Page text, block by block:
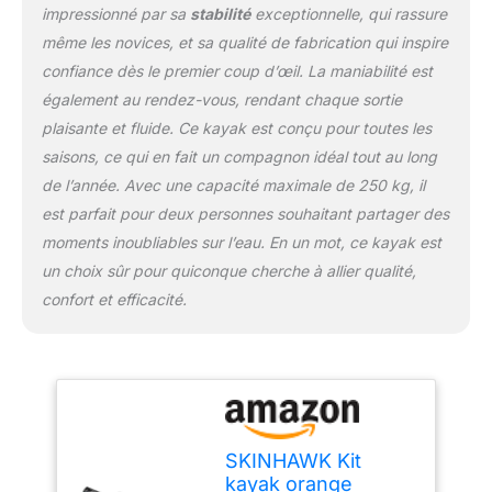
impressionné par sa stabilitéexceptionnelle, qui rassure
même les novices, et sa qualité de fabrication qui inspire
confiance dès le premier coup d’œil. La maniabilité est
également au rendez-vous, rendant chaque sortie
plaisante et fluide. Ce kayak est conçu pour toutes les
saisons, ce qui en fait un compagnon idéal tout au long
de l’année. Avec une capacité maximale de 250 kg, il
est parfait pour deux personnes souhaitant partager des
moments inoubliables sur l’eau. En un mot, ce kayak est
un choix sûr pour quiconque cherche à allier qualité,
confort et efficacité.
SKINHAWK Kit
kayak orange